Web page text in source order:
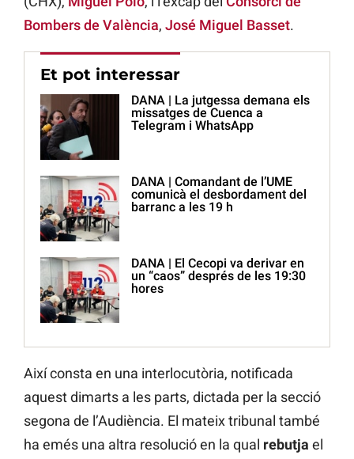
Bombers de València, José Miguel Basset.
Et pot interessar
DANA | La jutgessa demana els
missatges de Cuenca a
Telegram i WhatsApp
DANA | Comandant de l’UME
comunicà el desbordament del
barranc a les 19 h
DANA | El Cecopi va derivar en
un “caos” després de les 19:30
hores
Així consta en una interlocutòria, notificada
aquest dimarts a les parts, dictada per la secció
segona de l’Audiència. El mateix tribunal també
ha emés una altra resolució en la qual rebutja el